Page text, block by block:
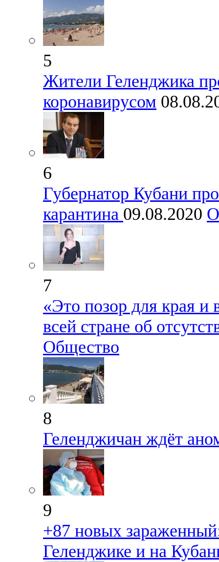
5
Жители Геленджика
коронавирусом
6
Губернатор Кубани
карантина 09.08.2020
7
«Это позор для края и
всей стране об
Общество
8
Геленджичан ждёт
9
+87 новых
Геленджике и на